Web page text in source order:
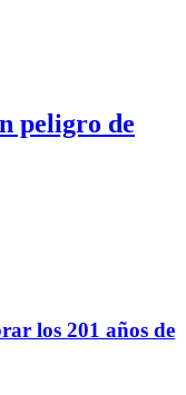
peligro de
los 201 años de